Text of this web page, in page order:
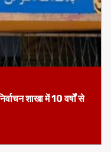
शाखा में 10 वर्षों से